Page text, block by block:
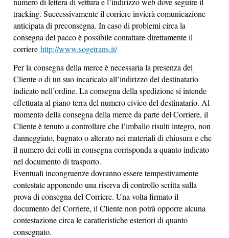
tracking. Successivamente il corriere invierà comunicazione
anticipata di preconsegna. In caso di problemi circa la
consegna del pacco è possibile contattare direttamente il
corriere http://www.sogetrans.it/
Per la consegna della merce è necessaria la presenza del
Cliente o di un suo incaricato all’indirizzo del destinatario
indicato nell’ordine. La consegna della spedizione si intende
effettuata al piano terra del numero civico del destinatario. Al
momento della consegna della merce da parte del Corriere, il
Cliente è tenuto a controllare che l’imballo risulti integro, non
danneggiato, bagnato o alterato nei materiali di chiusura e che
il numero dei colli in consegna corrisponda a quanto indicato
nel documento di trasporto.
Eventuali incongruenze dovranno essere tempestivamente
contestate apponendo una riserva di controllo scritta sulla
prova di consegna del Corriere. Una volta firmato il
documento del Corriere, il Cliente non potrà opporre alcuna
contestazione circa le caratteristiche esteriori di quanto
consegnato.